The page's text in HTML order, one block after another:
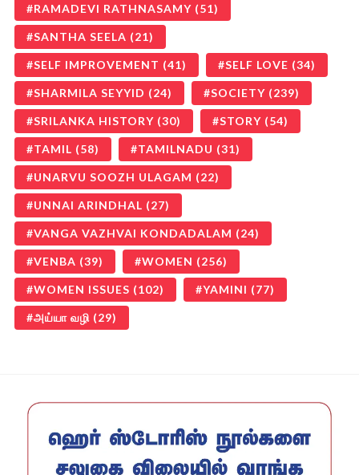
RAMADEVI RATHNASAMY (51)
SANTHA SEELA (21)
SELF IMPROVEMENT (41) SELF LOVE (34)
SHARMILA SEYYID (24) SOCIETY (239)
SRILANKA HISTORY (30) STORY (54)
TAMIL (58) TAMILNADU (31)
UNARVU SOOZH ULAGAM (22)
UNNAI ARINDHAL (27)
VANGA VAZHVAI KONDADALAM (24)
VENBA (39) WOMEN (256)
WOMEN ISSUES (102) YAMINI (77)
அய்யா வழி (29)